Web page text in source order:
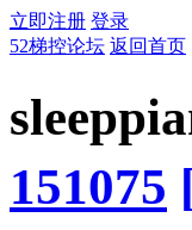
立即注册 登录
52梯控论坛 返回首页
151075